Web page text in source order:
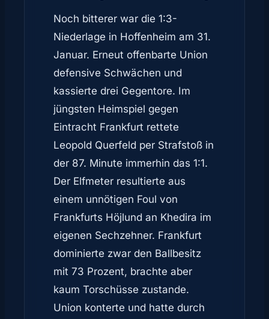
Noch bitterer war die 1:3-
Niederlage in Hoffenheim am 31.
Januar. Erneut offenbarte Union
defensive Schwächen und
kassierte drei Gegentore. Im
jüngsten Heimspiel gegen
Eintracht Frankfurt rettete
Leopold Querfeld per Strafstoß in
der 87. Minute immerhin das 1:1.
Der Elfmeter resultierte aus
einem unnötigen Foul von
Frankfurts Höjlund an Khedira im
eigenen Sechzehner. Frankfurt
dominierte zwar den Ballbesitz
mit 73 Prozent, brachte aber
kaum Torschüsse zustande.
Union konterte und hatte durch